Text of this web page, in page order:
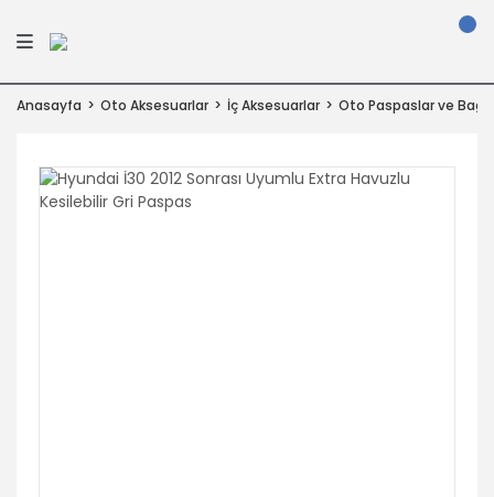
Anasayfa Oto Aksesuarlar İç Aksesuarlar Oto Paspaslar ve